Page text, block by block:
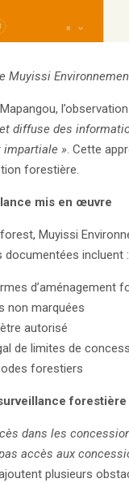
Muyissi
diffuse des
impartiale ». Cette
forestière.
mis en œuvre
Muyissi
documentées incluent :
d’aménagement
non marquées
autorisé
de limites de
forestiers
forestière
dans les
accès aux
plusieurs